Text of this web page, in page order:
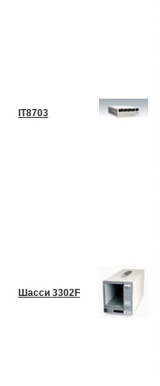
IT8703
Шасси 3302F